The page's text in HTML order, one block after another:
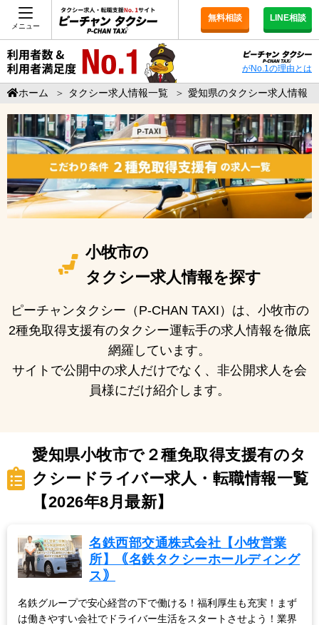
メニュー
無料相談 LINE相談
がNo.1の理由とは
ホーム ＞ タクシー求人情報一覧 ＞ 愛知県のタクシー求人情報
小牧市の
タクシー求人情報を探す
ピーチャンタクシー（P-CHAN TAXI）は、小牧市の
2種免取得支援有のタクシー運転手の求人情報を徹底
網羅しています。
サイトで公開中の求人だけでなく、非公開求人を会
員様にだけ紹介します。
愛知県小牧市で２種免取得支援有のタ
クシードライバー求人・転職情報一覧
【2026年8月最新】
名鉄西部交通株式会社【小牧営業
所】｟名鉄タクシーホールディング
ス｠
名鉄グループで安心経営の下で働ける！福利厚生も充実！まず
は働きやすい会社でドライバー生活をスタートさせよう！業界